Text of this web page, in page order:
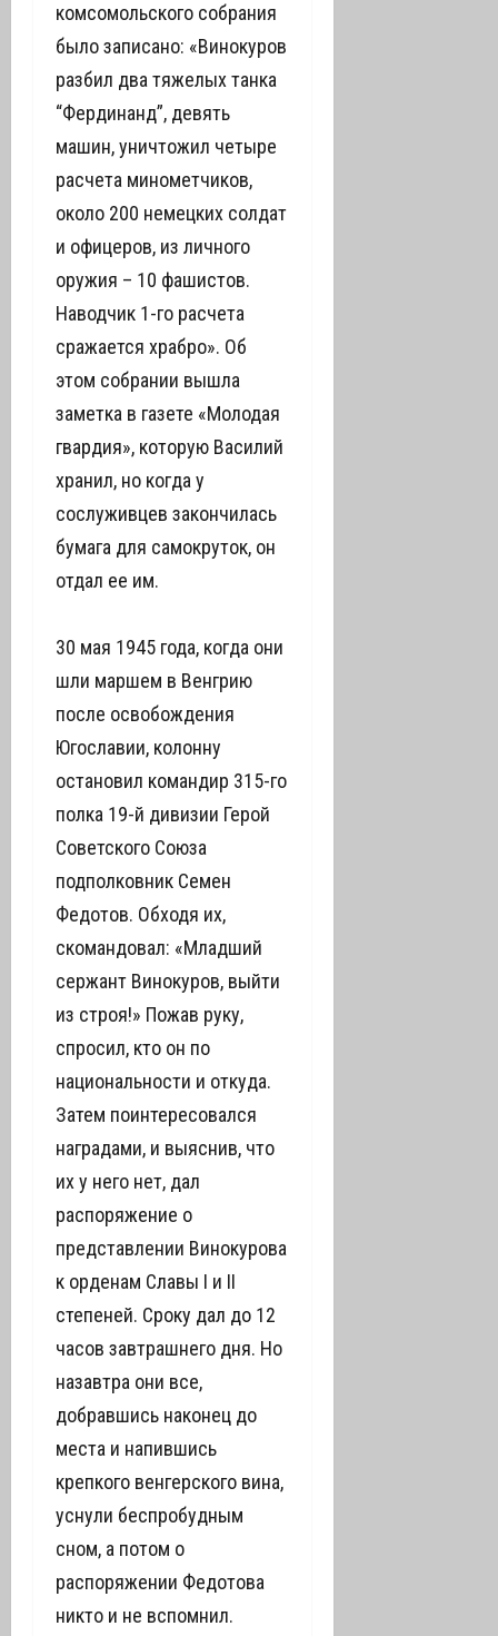
комсомольского собрания
было записано: «Винокуров
разбил два тяжелых танка
“Фердинанд”, девять
машин, уничтожил четыре
расчета минометчиков,
около 200 немецких солдат
и офицеров, из личного
оружия – 10 фашистов.
Наводчик 1-го расчета
сражается храбро». Об
этом собрании вышла
заметка в газете «Молодая
гвардия», которую Василий
хранил, но когда у
сослуживцев закончилась
бумага для самокруток, он
отдал ее им.
30 мая 1945 года, когда они
шли маршем в Венгрию
после освобождения
Югославии, колонну
остановил командир 315-го
полка 19-й дивизии Герой
Советского Союза
подполковник Семен
Федотов. Обходя их,
скомандовал: «Младший
сержант Винокуров, выйти
из строя!» Пожав руку,
спросил, кто он по
национальности и откуда.
Затем поинтересовался
наградами, и выяснив, что
их у него нет, дал
распоряжение о
представлении Винокурова
к орденам Славы I и II
степеней. Сроку дал до 12
часов завтрашнего дня. Но
назавтра они все,
добравшись наконец до
места и напившись
крепкого венгерского вина,
уснули беспробудным
сном, а потом о
распоряжении Федотова
никто и не вспомнил.